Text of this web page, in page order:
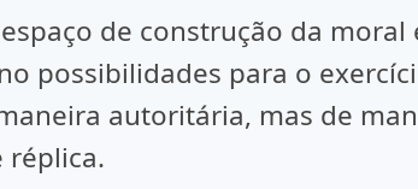
de construção da moral
possibilidades para o
autoritária, mas de
réplica.